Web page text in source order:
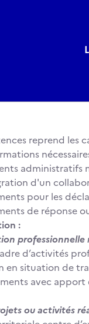
reprend les
administratifs
d'un
pour les
de réponse
:
professionnelle
d’activités
situation de
avec apport
ou activités